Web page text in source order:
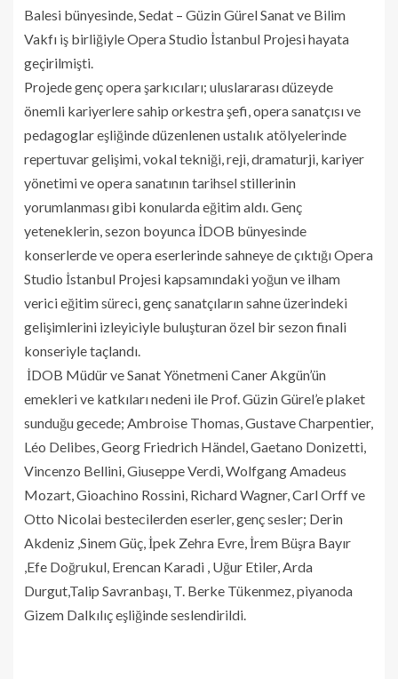
Balesi bünyesinde, Sedat – Güzin Gürel Sanat ve Bilim
Vakfı iş birliğiyle Opera Studio İstanbul Projesi hayata
geçirilmişti.
Projede genç opera şarkıcıları; uluslararası düzeyde
önemli kariyerlere sahip orkestra şefi, opera sanatçısı ve
pedagoglar eşliğinde düzenlenen ustalık atölyelerinde
repertuvar gelişimi, vokal tekniği, reji, dramaturji, kariyer
yönetimi ve opera sanatının tarihsel stillerinin
yorumlanması gibi konularda eğitim aldı. Genç
yeteneklerin, sezon boyunca İDOB bünyesinde
konserlerde ve opera eserlerinde sahneye de çıktığı Opera
Studio İstanbul Projesi kapsamındaki yoğun ve ilham
verici eğitim süreci, genç sanatçıların sahne üzerindeki
gelişimlerini izleyiciyle buluşturan özel bir sezon finali
konseriyle taçlandı.
İDOB Müdür ve Sanat Yönetmeni Caner Akgün’ün
emekleri ve katkıları nedeni ile Prof. Güzin Gürel’e plaket
sunduğu gecede; Ambroise Thomas, Gustave Charpentier,
Léo Delibes, Georg Friedrich Händel, Gaetano Donizetti,
Vincenzo Bellini, Giuseppe Verdi, Wolfgang Amadeus
Mozart, Gioachino Rossini, Richard Wagner, Carl Orff ve
Otto Nicolai bestecilerden eserler, genç sesler; Derin
Akdeniz ,Sinem Güç, İpek Zehra Evre, İrem Büşra Bayır
,Efe Doğrukul, Erencan Karadi , Uğur Etiler, Arda
Durgut,Talip Savranbaşı, T. Berke Tükenmez, piyanoda
Gizem Dalkılıç eşliğinde seslendirildi.